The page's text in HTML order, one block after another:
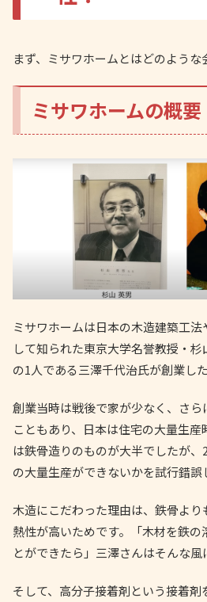
まず、ミサワホームとはどのような
ミサワホームの概要
ミサワホームは日本の木造建築工
して知られた東京大学名誉教授・
の1人である三澤千代治氏が創業し
創業当時は戦後で家が少なく、さ
こともあり、日本は住宅の大量生
は鉄骨造りのものが大半でしたが
の大量生産ができないかを試行錯誤
木造にこだわった理由は、鉄骨よ
熱性が高いためです。「木材を鉄の
とができたら」三澤さんはそんな風
そして、高分子接着剤という接着剤